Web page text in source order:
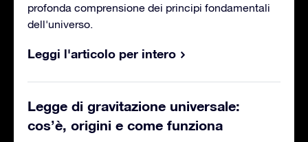
profonda comprensione dei principi fondamentali
dell'universo.
Leggi l'articolo per intero
Legge di gravitazione universale:
cos’è, origini e come funziona